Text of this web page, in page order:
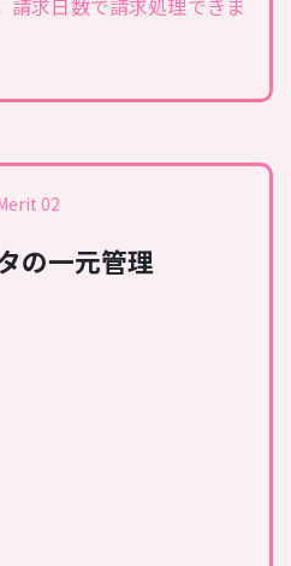
請求日数で請求処理できま
02
の一元管理